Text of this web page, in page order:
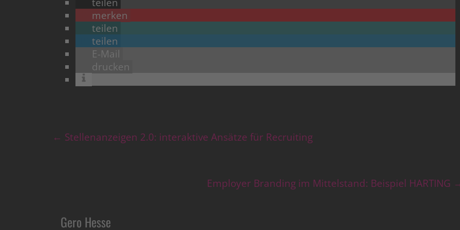
teilen
merken
teilen
teilen
E-Mail
drucken
← Stellenanzeigen 2.0: interaktive Ansätze für Recruiting
Employer Branding im Mittelstand: Beispiel HARTING
Gero Hesse